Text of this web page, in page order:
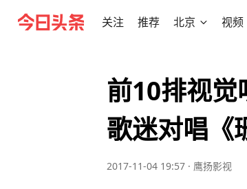
关注 推荐 北京 视频
前10排视觉
歌迷对唱《
2017-11-04 19:57 · 鹰扬影视